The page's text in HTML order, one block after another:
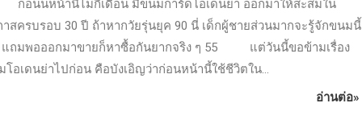
นนหน้านี้ไม่กี่เดือน มีขนมการ์ดโอเดนย่า ออกมาให้สะสมใน
าสครบรอบ 30 ปี ถ้าหากวัยรุ่นยุค 90 นี่ เด็กผู้ชายส่วนมากจะรู้จักขนมนี้
ถมพอออกมาขายก็หาซื้อกันยากจริง ๆ 55 แต่วันนี้ขอข้ามเรื่อง
โอเดนย่าไปก่อน คือบังเอิญว่าก่อนหน้านี้ใช้ชีวิตใน...
อ่านต่อ»